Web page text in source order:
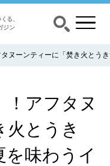
る、
ジン
ヌーンティーに「焚き火とう
！アフタヌ
火とうき
味わうイ